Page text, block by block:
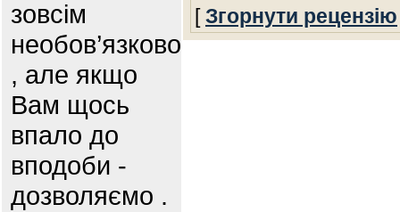
зовсім
необов’язково
, але якщо
Вам щось
впало до
вподоби -
дозволяємо .
[ Згорнути рецензію